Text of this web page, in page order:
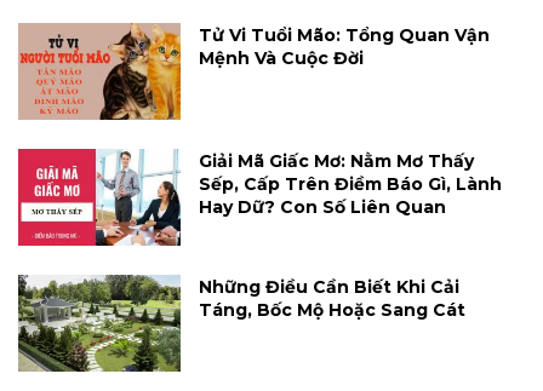
Tử Vi Tuổi Mão: Tổng Quan Vận
Mệnh Và Cuộc Đời
Giải Mã Giấc Mơ: Nằm Mơ Thấy
Sếp, Cấp Trên Điềm Báo Gì, Lành
Hay Dữ? Con Số Liên Quan
Những Điều Cần Biết Khi Cải
Táng, Bốc Mộ Hoặc Sang Cát